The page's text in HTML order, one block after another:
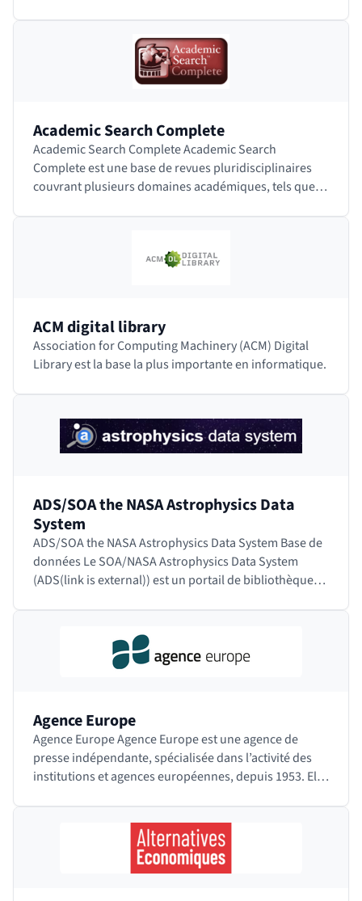
Academic Search Complete
Academic Search Complete Academic Search
Complete est une base de revues pluridisciplinaires
couvrant plusieurs domaines académiques, tels que
ACM digital library
Association for Computing Machinery (ACM) Digital
Library est la base la plus importante en informatique.
ADS/SOA the NASA Astrophysics Data
System
ADS/SOA the NASA Astrophysics Data System Base de
données Le SOA/NASA Astrophysics Data System
(ADS(link is external)) est un portail de bibliothèque
Agence Europe
Agence Europe Agence Europe est une agence de
presse indépendante, spécialisée dans l’activité des
institutions et agences européennes, depuis 1953. Elle